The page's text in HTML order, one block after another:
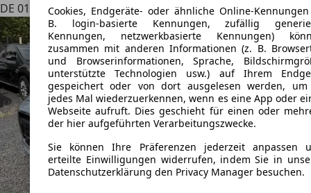
Cookies, Endgeräte- oder ähnliche Online-
B. login-basierte Kennungen, zufällig
Kennungen, netzwerkbasierte Kennungen)
zusammen mit anderen Informationen (z. B.
und Browserinformationen, Sprache,
unterstützte Technologien usw.) auf Ihrem
gespeichert oder von dort ausgelesen werden, um
jedes Mal wiederzuerkennen, wenn es eine App oder
Webseite aufruft. Dies geschieht für einen oder
der hier aufgeführten Verarbeitungszwecke.
Sie können Ihre Präferenzen jederzeit anpassen
erteilte Einwilligungen widerrufen, indem Sie in
Datenschutzerklärung den Privacy Manager besuchen.
DE 01968